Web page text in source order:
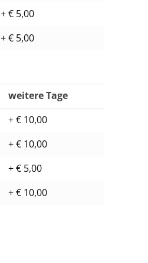
+ € 5,00
+ € 5,00
weitere Tage
+ € 10,00
+ € 10,00
+ € 5,00
+ € 10,00